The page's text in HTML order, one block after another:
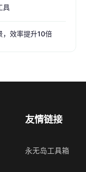
具
，效率提升10倍
友情链接
永无岛工具箱